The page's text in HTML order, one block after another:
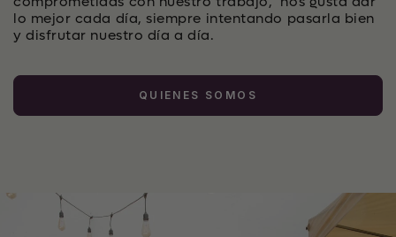
lo mejor cada día, siempre intentando pasarla bien
y disfrutar nuestro día a día.
QUIENES SOMOS